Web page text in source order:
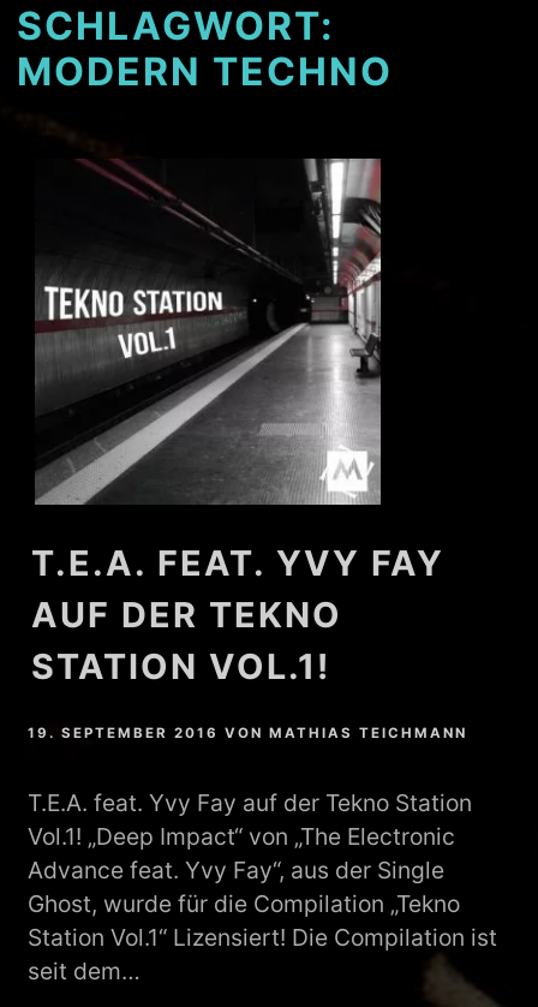
SCHLAGWORT:
MODERN TECHNO
T.E.A. FEAT. YVY FAY
AUF DER TEKNO
STATION VOL.1!
19. SEPTEMBER 2016 VONMATHIAS TEICHMANN
T.E.A. feat. Yvy Fay auf der Tekno Station
Vol.1! „Deep Impact“ von „The Electronic
Advance feat. Yvy Fay“, aus der Single
Ghost, wurde für die Compilation „Tekno
Station Vol.1“ Lizensiert! Die Compilation ist
seit dem…